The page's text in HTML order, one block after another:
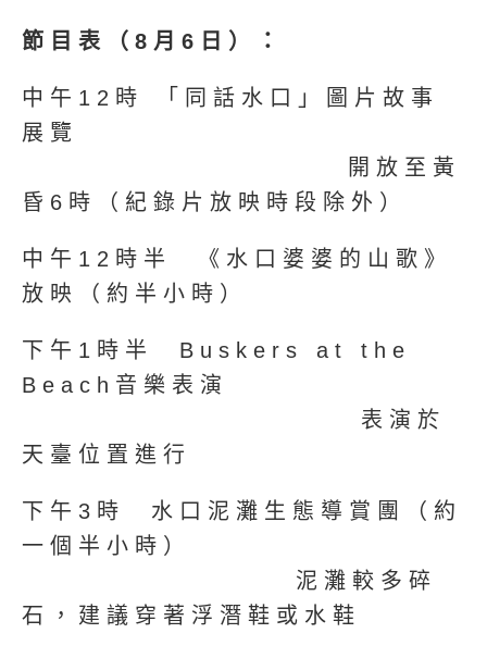
節目表（8月6日）：
中午12時 「同話水口」圖片故事
展覽
開放至黃
昏6時（紀錄片放映時段除外）
中午12時半 《水口婆婆的山歌》
放映（約半小時）
下午1時半 Buskers at the
Beach音樂表演
表演於
天臺位置進行
下午3時 水口泥灘生態導賞團（約
一個半小時）
泥灘較多碎
石，建議穿著浮潛鞋或水鞋